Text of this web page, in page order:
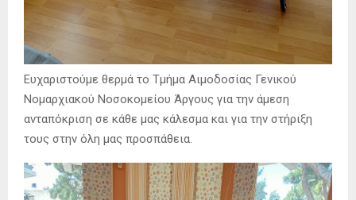
Ευχαριστούμε θερμά το Τμήμα Αιμοδοσίας Γενικού
Νομαρχιακού Νοσοκομείου Άργους για την άμεση
ανταπόκριση σε κάθε μας κάλεσμα και για την στήριξη
τους στην όλη μας προσπάθεια.